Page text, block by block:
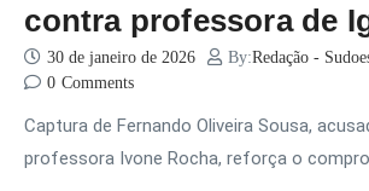
contra professora de
30 de janeiro de 2026 By:Redação -
0 Comments
Captura de Fernando Oliveira Sousa,
professora Ivone Rocha, reforça o